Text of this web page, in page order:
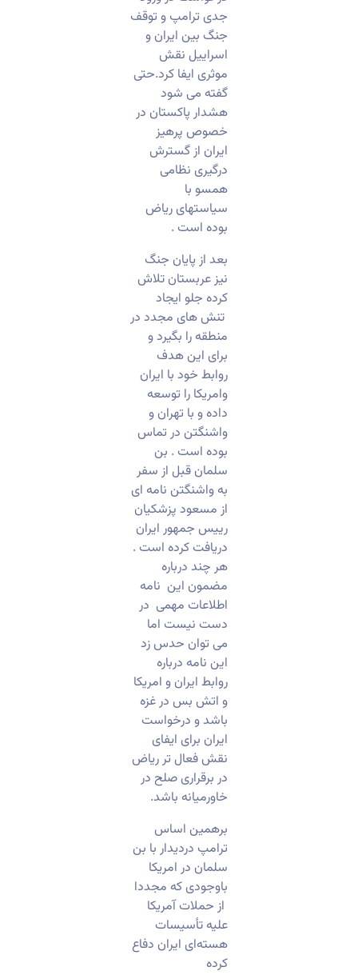
جدی ترامپ و توقف
جنگ بین ایران و
اسراییل نقش
موثری ایفا کرد.حتی
گفته می شود
هشدار پاکستان در
خصوص پرهیز
ایران از گسترش
درگیری نظامی
همسو با
سیاستهای ریاض
بوده است .
بعد از پایان جنگ
نیز عربستان تلاش
کرده جلو ایجاد
تنش های مجدد در
منطقه را بگیرد و
برای این هدف
روابط خود با ایران
وامریکا را توسعه
داده و با تهران و
واشنگتن در تماس
بوده است . بن
سلمان قبل از سفر
به واشنگتن نامه ای
از مسعود پزشکیان
رییس جمهور ایران
دریافت کرده است .
هر چند درباره
مضمون این نامه
اطلاعات مهمی در
دست نیست اما
می توان حدس زد
این نامه درباره
روابط ایران و امریکا
و اتش بس در غزه
باشد و درخواست
ایران برای ایفای
نقش فعال تر ریاض
در برقراری صلح در
خاورمیانه باشد.
برهمین اساس
ترامپ دردیدار با بن
سلمان در امریکا
باوجودی که مجددا
از حملات آمریکا
علیه تأسیسات
هسته‌ای ایران دفاع
کرده